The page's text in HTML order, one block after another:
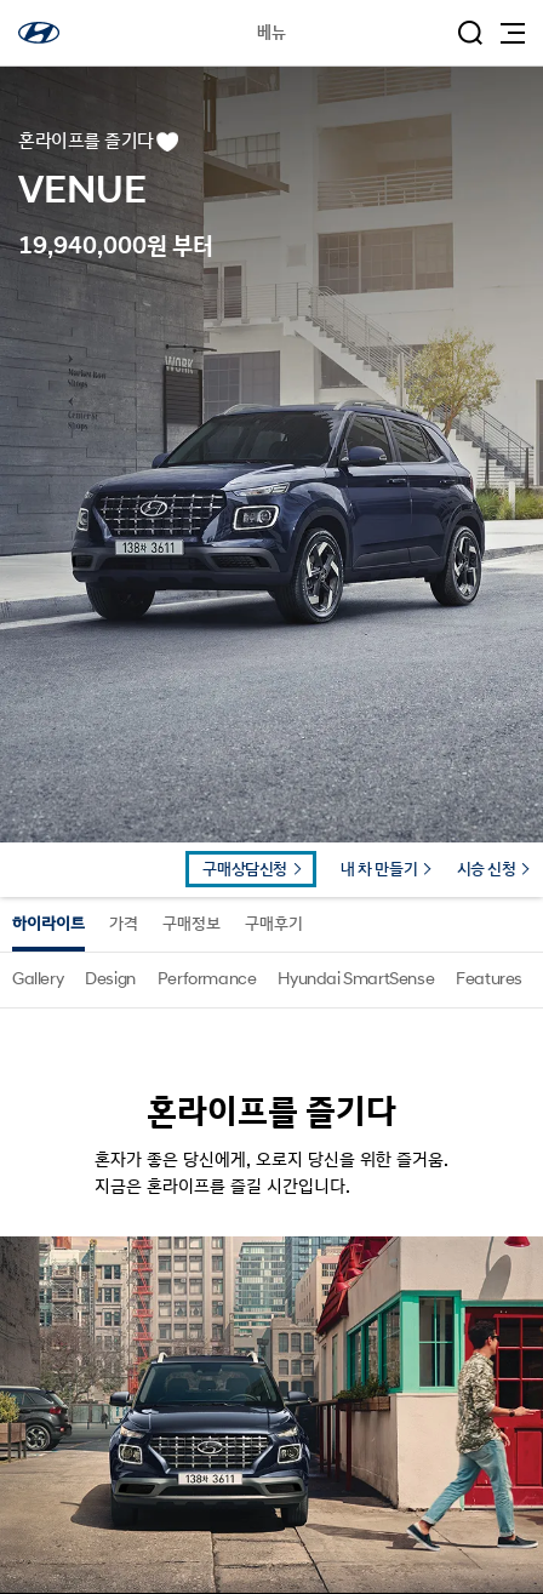
베뉴
혼라이프를 즐기다
량
등
록
VENUE
19,940,000원 부터
하이라이트 가격 구매정보 구매후기
구매상담신청 내 차 만들기 시승 신청
Gallery Design Performance Hyundai SmartSense Features
혼라이프를 즐기다
혼자가 좋은 당신에게, 오로지 당신을 위한 즐거움.
지금은 혼라이프를 즐길 시간입니다.